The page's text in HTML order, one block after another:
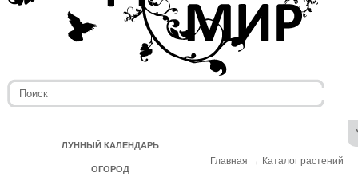
ЛУННЫЙ КАЛЕНДАРЬ
ОГОРОД
Главная → Каталог растений